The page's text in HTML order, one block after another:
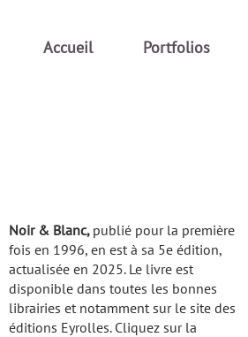
Accueil Portfolios
Noir & Blanc, publié pour la première
fois en 1996, en est à sa 5e édition,
actualisée en 2025. Le livre est
disponible dans toutes les bonnes
librairies et notamment sur le site des
éditions Eyrolles. Cliquez sur la